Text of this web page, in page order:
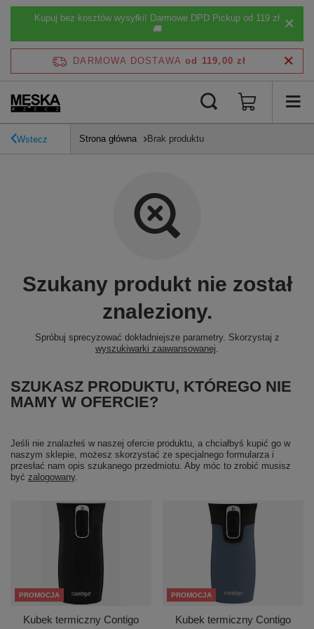
Kupuj bez kosztów wysyłki! Darmowe DPD Pickup od 119 zł
🚚
DARMOWA DOSTAWA od 119,00 zł
Wstecz Strona główna Brak produktu
Szukany produkt nie został
znaleziony.
Spróbuj sprecyzować dokładniejsze parametry. Skorzystaj z
wyszukiwarki zaawansowanej.
SZUKASZ PRODUKTU, KTÓREGO NIE
MAMY W OFERCIE?
Jeśli nie znalazłeś w naszej ofercie produktu, a chciałbyś kupić go w
naszym sklepie, możesz skorzystać ze specjalnego formularza i
przesłać nam opis szukanego przedmiotu. Aby móc to zrobić musisz
być zalogowany.
PROMOCJA
Kubek termiczny Contigo
PROMOCJA
Kubek termiczny Contigo